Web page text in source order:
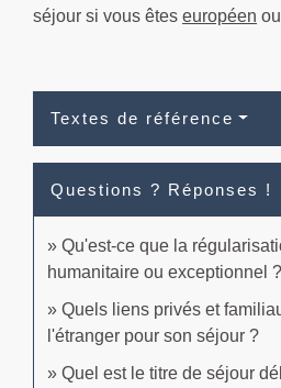
séjour si vous êtes européen ou
Textes de référence
Questions ? Réponses !
Qu'est-ce que la
humanitaire ou exceptionnel ?
Quels liens privés et
l'étranger pour son séjour ?
Quel est le titre de séjour